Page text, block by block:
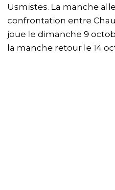
Usmistes. La manche
confrontation entre
joue le dimanche 9
la manche retour le 14